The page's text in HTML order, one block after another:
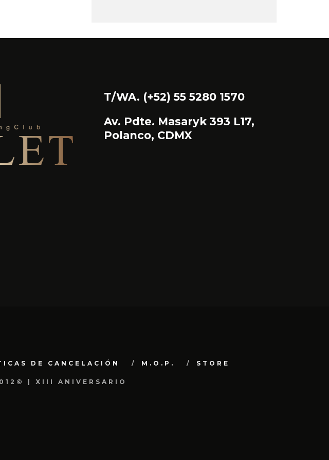
T/WA. (+52) 55 5280 1570
Av. Pdte. Masaryk 393 L17,
Polanco, CDMX
DE CANCELACIÓN M.O.P. STORE
| XIII ANIVERSARIO